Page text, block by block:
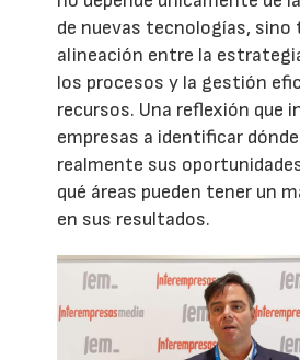
de nuevas tecnologías, sino
alineación entre la
los procesos y la gestión
recursos. Una reflexión que
empresas a identificar
realmente sus
qué áreas pueden tener un
en sus resultados.